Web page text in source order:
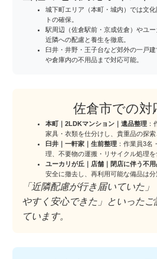
城下町エリア（本町・城内）では文
トの確保。
駅周辺（佐倉駅前・京成佐倉）やユー
近隣への配慮と養生を徹底。
臼井・井野・王子台など郊外の一戸
や倉庫内の不用品まで対応可能。
佐倉市での対
本町｜2LDKマンション｜遺品整理
家具・衣類を仕分けし、貴重品の探索
臼井｜一軒家｜生前整理 ：作業員3名
理、不要物の運搬・リサイクル処理を
ユーカリが丘｜店舗｜閉店に伴う不用
安全に撤去し、再利用可能な備品は分
「近隣配慮が行き届いていた
やすく安心できた」といった
ています。